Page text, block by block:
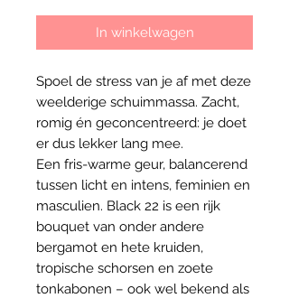
In winkelwagen
Spoel de stress van je af met deze
weelderige schuimmassa. Zacht,
romig én geconcentreerd: je doet
er dus lekker lang mee.
Een fris-warme geur, balancerend
tussen licht en intens, feminien en
masculien. Black 22 is een rijk
bouquet van onder andere
bergamot en hete kruiden,
tropische schorsen en zoete
tonkabonen – ook wel bekend als